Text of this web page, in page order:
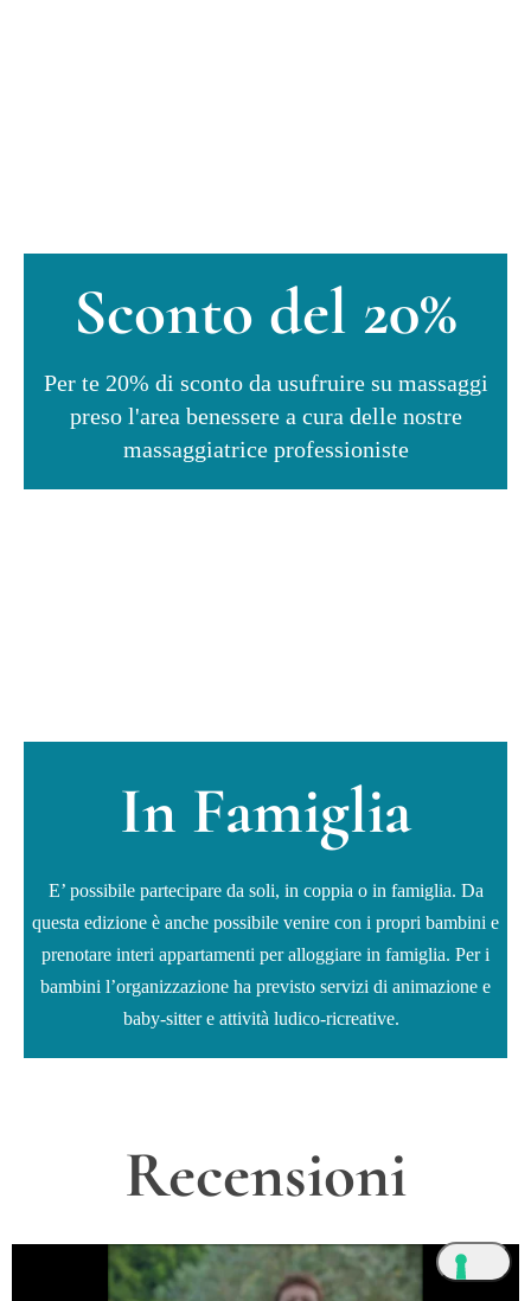
Sconto del 20%
Per te 20% di sconto da usufruire su massaggi
preso l'area benessere a cura delle nostre
massaggiatrice professioniste
In Famiglia
E’ possibile partecipare da soli, in coppia o in famiglia. Da
questa edizione è anche possibile venire con i propri bambini e
prenotare interi appartamenti per alloggiare in famiglia. Per i
bambini l’organizzazione ha previsto servizi di animazione e
baby-sitter e attività ludico-ricreative.
Recensioni